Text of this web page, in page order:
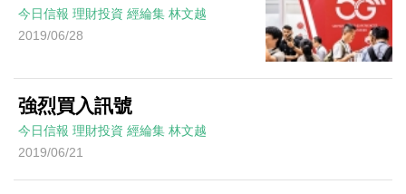
今日信報 理財投資 經綸集 林文越
2019/06/28
強烈買入訊號
今日信報 理財投資 經綸集 林文越
2019/06/21